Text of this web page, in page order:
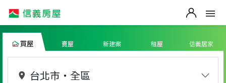
買屋 賣屋 新建案 租屋 信義居家
台北市 ・ 全區